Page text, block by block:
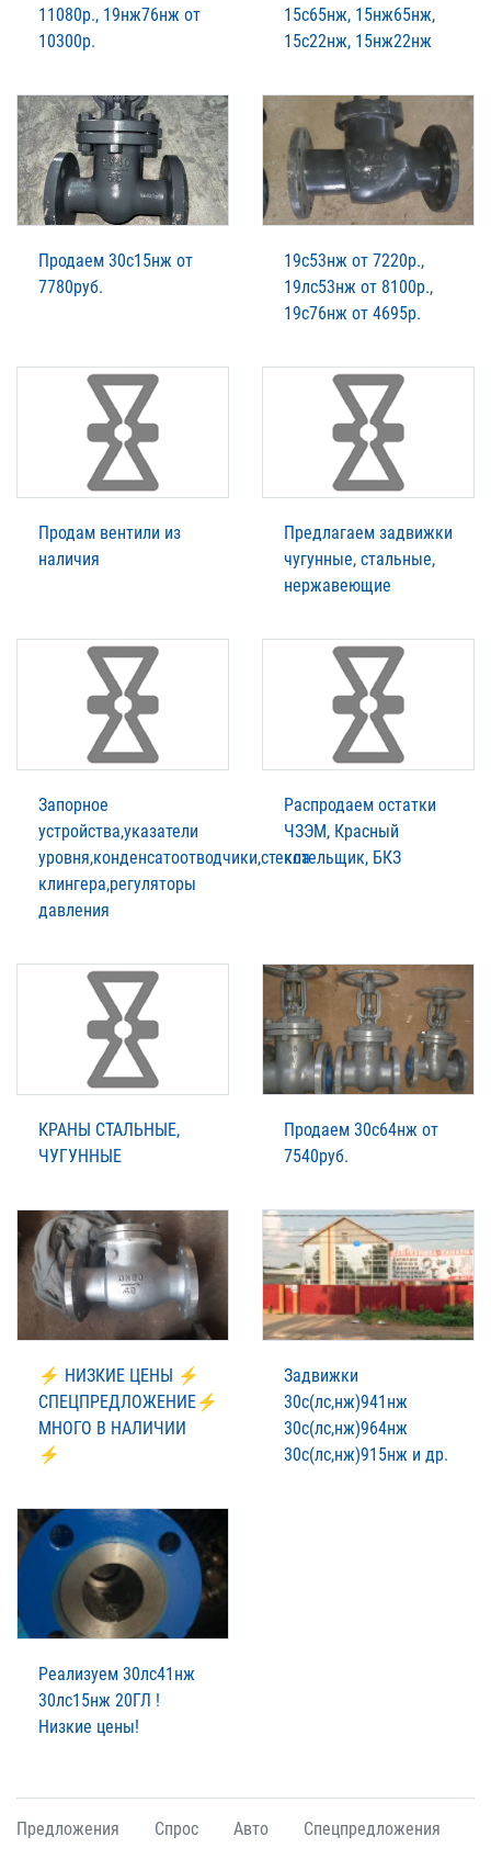
11080р., 19нж76нж от
10300р.
15с65нж, 15нж65нж,
15с22нж, 15нж22нж
Продаем 30с15нж от
7780руб.
19с53нж от 7220р.,
19лс53нж от 8100р.,
19с76нж от 4695р.
Продам вентили из
наличия
Предлагаем задвижки
чугунные, стальные,
нержавеющие
Запорное
устройства,указатели
уровня,конденсатоотводчики,стекла
клингера,регуляторы
давления
Распродаем остатки
ЧЗЭМ, Красный
котельщик, БКЗ
КРАНЫ СТАЛЬНЫЕ,
ЧУГУННЫЕ
Продаем 30с64нж от
7540руб.
⚡ НИЗКИЕ ЦЕНЫ ⚡
СПЕЦПРЕДЛОЖЕНИЕ⚡
МНОГО В НАЛИЧИИ
⚡
Задвижки
30с(лс,нж)941нж
30с(лс,нж)964нж
30с(лс,нж)915нж и др.
Реализуем 30лс41нж
30лс15нж 20ГЛ !
Низкие цены!
Предложения Спрос Авто Спецпредложения